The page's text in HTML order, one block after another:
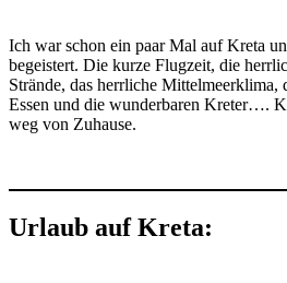
Ich war schon ein paar Mal auf Kreta
begeistert. Die kurze Flugzeit, die
Strände, das herrliche Mittelmeerklima,
Essen und die wunderbaren Kreter….
weg von Zuhause.
Urlaub auf Kreta: